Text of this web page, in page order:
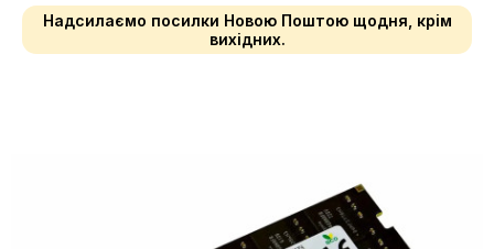
Надсилаємо посилки Новою Поштою щодня, крім
вихідних.